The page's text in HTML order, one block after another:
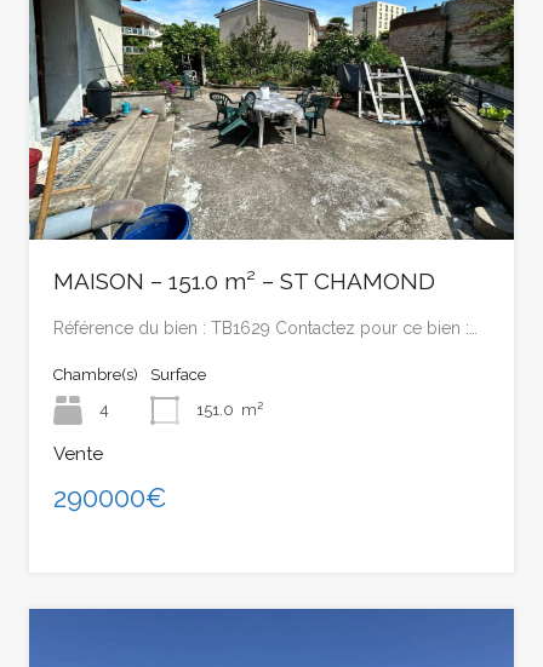
MAISON – 151.0 m² – ST CHAMOND
Référence du bien : TB1629 Contactez pour ce bien :…
Chambre(s)
4
Surface
151.0 m²
Vente
290000€